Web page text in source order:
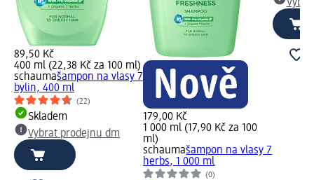
89,50 Kč
400 ml (22,38 Kč za 100 ml)
schaumašampon na vlasy 7
bylin, 400 ml
(22)
Skladem
Vybrat prodejnu dm
179,00 Kč
1 000 ml (17,90 Kč za 100
ml)
schaumašampon na vlasy 7
herbs, 1 000 ml
(0)